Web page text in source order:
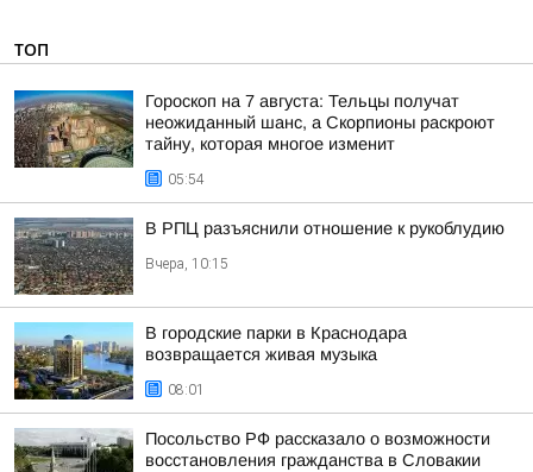
ТОП
Гороскоп на 7 августа: Тельцы получат
неожиданный шанс, а Скорпионы раскроют
тайну, которая многое изменит
05:54
В РПЦ разъяснили отношение к рукоблудию
Вчера, 10:15
В городские парки в Краснодара
возвращается живая музыка
08:01
Посольство РФ рассказало о возможности
восстановления гражданства в Словакии